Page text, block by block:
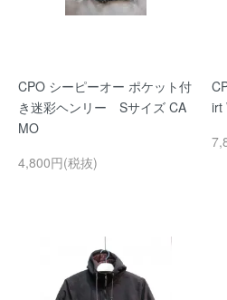
CPO シーピーオー ポケット付
き迷彩ヘンリー Sサイズ CA
MO
4,800円(税抜)
irt